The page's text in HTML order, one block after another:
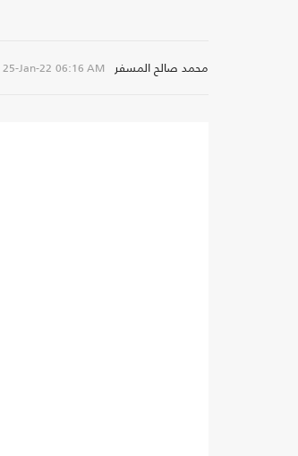
محمد صالح المسفر 25-Jan-22 06:16 AM